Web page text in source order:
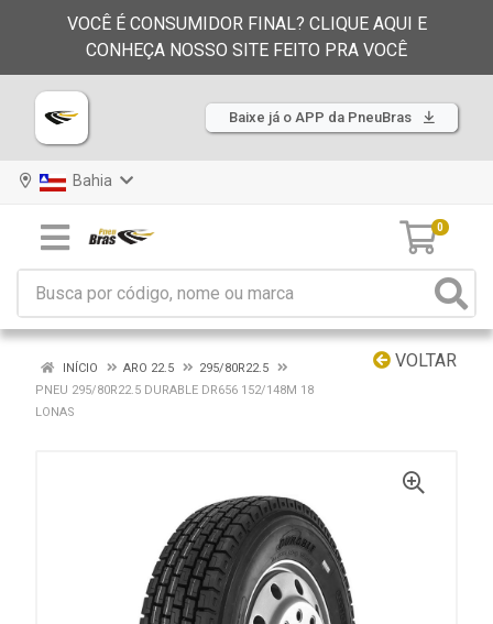
VOCÊ É CONSUMIDOR FINAL? CLIQUE AQUI E
CONHEÇA NOSSO SITE FEITO PRA VOCÊ
Baixe já o APP da PneuBras
Bahia
0
VOLTAR
INÍCIO ARO 22.5
295/80R22.5
PNEU 295/80R22.5 DURABLE DR656 152/148M 18
LONAS